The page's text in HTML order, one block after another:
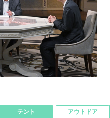
テント アウトドア